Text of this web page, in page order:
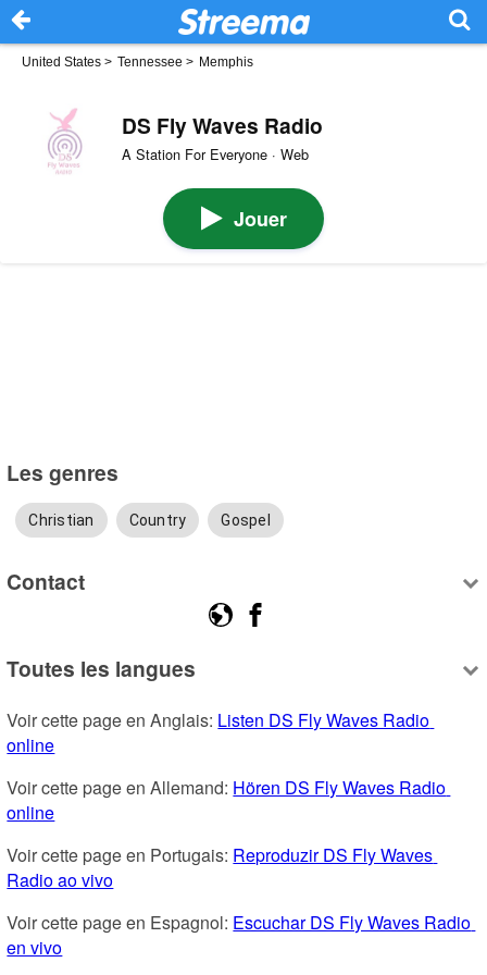
United States > Tennessee > Memphis
DS Fly Waves Radio
A Station For Everyone · Web
Jouer
Les genres
Christian Country Gospel
Contact
Toutes les langues
Voir cette page en Anglais: Listen DS Fly Waves Radio
online
Voir cette page en Allemand: Hören DS Fly Waves Radio
online
Voir cette page en Portugais: Reproduzir DS Fly Waves
Radio ao vivo
Voir cette page en Espagnol: Escuchar DS Fly Waves Radio
en vivo